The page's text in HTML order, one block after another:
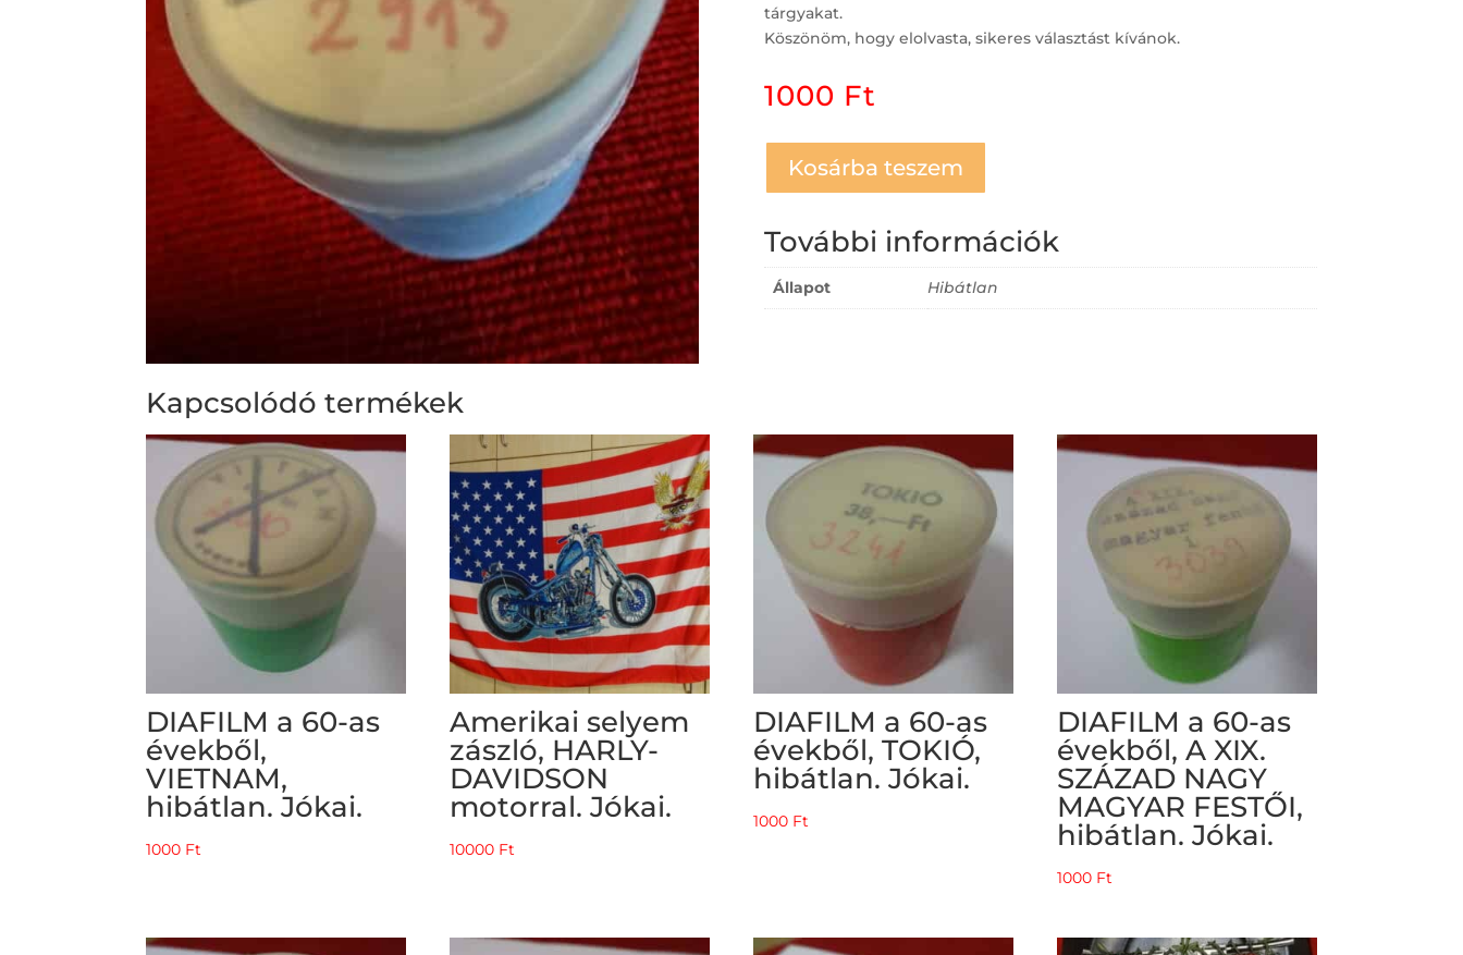
tárgyakat.
Köszönöm, hogy elolvasta, sikeres választást kívánok.
1000 Ft
Kosárba teszem
További információk
Állapot Hibátlan
Kapcsolódó termékek
DIAFILM a 60-as
évekből,
VIETNAM,
hibátlan. Jókai.
1000 Ft
Amerikai selyem
zászló, HARLY-
DAVIDSON
motorral. Jókai.
10000 Ft
DIAFILM a 60-as
évekből, TOKIÓ,
hibátlan. Jókai.
1000 Ft
DIAFILM a 60-as
évekből, A XIX.
SZÁZAD NAGY
MAGYAR FESTŐI,
hibátlan. Jókai.
1000 Ft